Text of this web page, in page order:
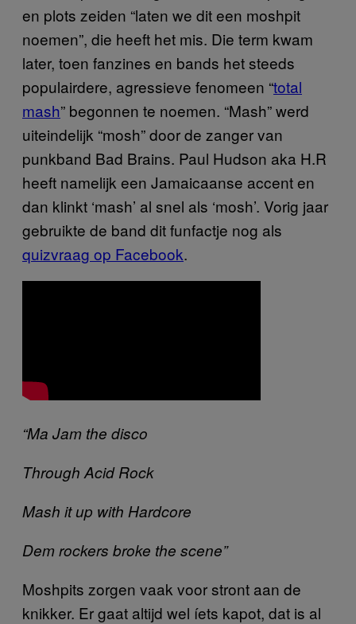
en plots zeiden “laten we dit een moshpit
noemen”, die heeft het mis. Die term kwam
later, toen fanzines en bands het steeds
populairdere, agressieve fenomeen “total
mash” begonnen te noemen. “Mash” werd
uiteindelijk “mosh” door de zanger van
punkband Bad Brains. Paul Hudson aka H.R
heeft namelijk een Jamaicaanse accent en
dan klinkt ‘mash’ al snel als ‘mosh’. Vorig jaar
gebruikte de band dit funfactje nog als
quizvraag op Facebook.
“Ma Jam the disco
Through Acid Rock
Mash it up with Hardcore
Dem rockers broke the scene”
Moshpits zorgen vaak voor stront aan de
knikker. Er gaat altijd wel íets kapot, dat is al